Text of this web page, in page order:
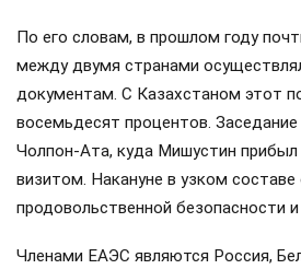
По его словам, в прошлом году
между двумя странами
документам. С Казахстаном этот
восемьдесят процентов.
Чолпон-Ата, куда Мишустин
визитом. Накануне в узком
продовольственной безопасности
Членами ЕАЭС являются Россия,